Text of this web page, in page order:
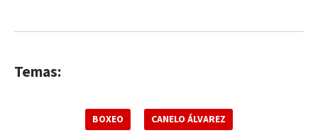
Temas:
BOXEO CANELO ÁLVAREZ